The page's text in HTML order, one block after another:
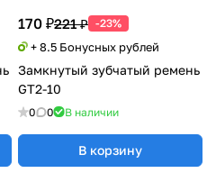
170 ₽221 ₽ -23%
+ 8.5 Бонусных рублей
Замкнутый зубчатый ремень
GT2-10
0 0 В наличии
В корзину